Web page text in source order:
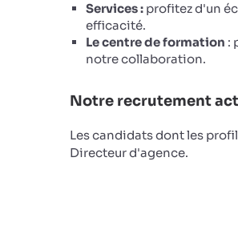
Services : profitez d'un
efficacité.
Le centre de formation :
notre collaboration.
Notre recrutement
Les candidats dont les
Directeur d'agence.